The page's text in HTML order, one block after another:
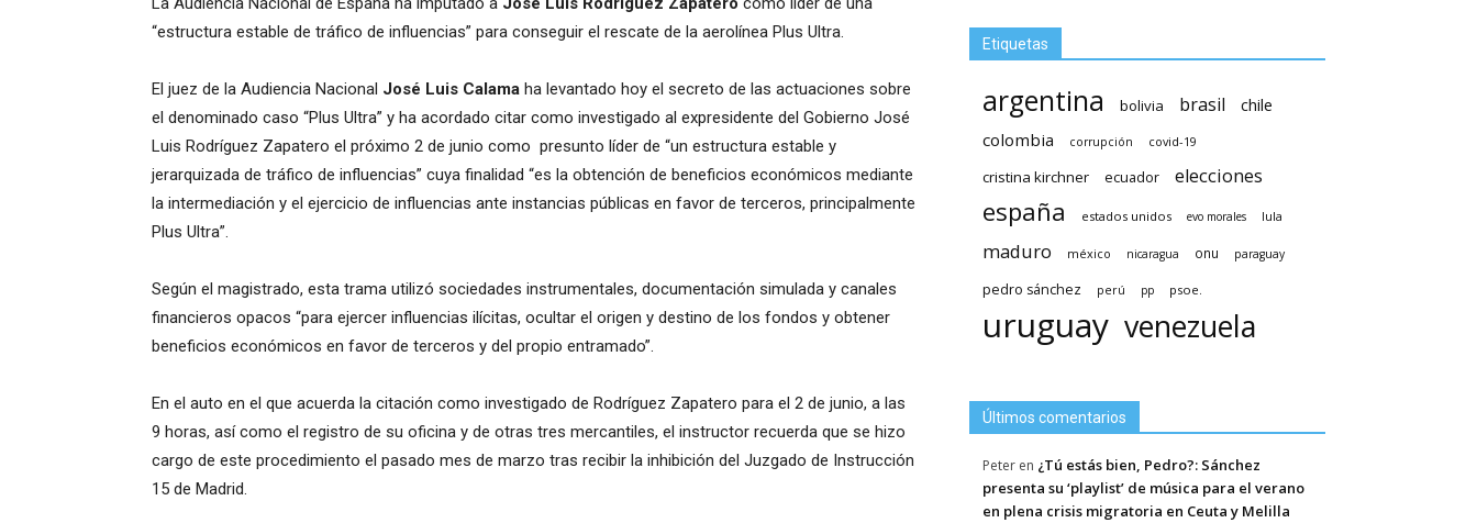
“estructura estable de tráfico de influencias” para conseguir el rescate de la aerolínea Plus Ultra.
El juez de la Audiencia Nacional José Luis Calama ha levantado hoy el secreto de las actuaciones sobre
el denominado caso “Plus Ultra” y ha acordado citar como investigado al expresidente del Gobierno José
Luis Rodríguez Zapatero el próximo 2 de junio como presunto líder de “un estructura estable y
jerarquizada de tráfico de influencias” cuya finalidad “es la obtención de beneficios económicos mediante
la intermediación y el ejercicio de influencias ante instancias públicas en favor de terceros, principalmente
Plus Ultra”.
Según el magistrado, esta trama utilizó sociedades instrumentales, documentación simulada y canales
financieros opacos “para ejercer influencias ilícitas, ocultar el origen y destino de los fondos y obtener
beneficios económicos en favor de terceros y del propio entramado”.
En el auto en el que acuerda la citación como investigado de Rodríguez Zapatero para el 2 de junio, a las
9 horas, así como el registro de su oficina y de otras tres mercantiles, el instructor recuerda que se hizo
cargo de este procedimiento el pasado mes de marzo tras recibir la inhibición del Juzgado de Instrucción
15 de Madrid.
Etiquetas
argentina bolivia brasil
chile
colombia
corrupción covid-19
cristina kirchner ecuador elecciones
españa estados unidos evo morales lula
maduro méxico nicaragua onu paraguay
pedro sánchez perú pp psoe.
uruguay venezuela
Últimos comentarios
Peter en ¿Tú estás bien, Pedro?: Sánchez
presenta su ‘playlist’ de música para el verano
en plena crisis migratoria en Ceuta y Melilla